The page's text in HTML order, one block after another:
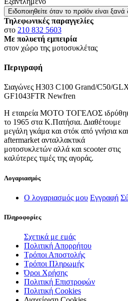
Ειδοποιηθείτε όταν το προϊόν είναι ξανά
Τηλεφωνικές παραγγελίες
στο 210 832 5603
Με πολυετή εμπειρία
στον χώρο της μοτοσυκλέτας
Περιγραφή
Σιαγώνες H303 C100 Grand/C50/
GF1043FTR Newfren
Η εταιρεία ΜΟΤΟ ΤΟΓΕΛΟΣ
το 1965 στα Κ.Πατήσια. Διαθέτουμε
μεγάλη γκάμα και στόκ από γνήσια και
aftermarket ανταλλακτικά
μοτοσυκλετών αλλά και scooter στις
καλύτερες τιμές της αγοράς.
Λογαριασμός
Ο λογαριασμός μου Εγγραφή
Πληροφορίες
Σχετικά με εμάς
Πολιτική Απορρήτου
Τρόποι Αποστολής
Τρόποι Πληρωμής
Όροι Χρήσης
Πολιτική Επιστροφών
Πολιτική Cookies